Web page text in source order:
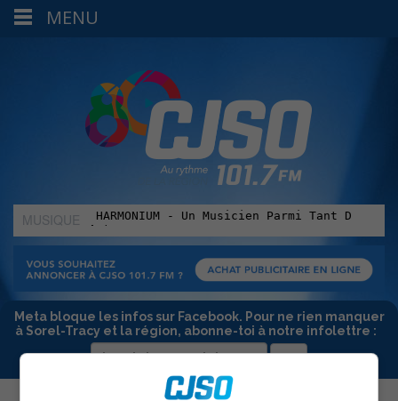
MUSIQUE
:
Meta bloque les infos sur Facebook. Pour ne rien manquer
à Sorel-Tracy et la région, abonne-toi à notre infolettre :
MENU